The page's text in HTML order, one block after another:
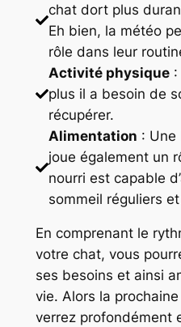
chat dort plus
Eh bien, la météo
rôle dans leur
Activité physique:
plus il a besoin de
récupérer.
Alimentation : Une
joue également un
nourri est capable
sommeil réguliers
En comprenant le
votre chat, vous
ses besoins et ainsi
vie. Alors la
verrez profondément